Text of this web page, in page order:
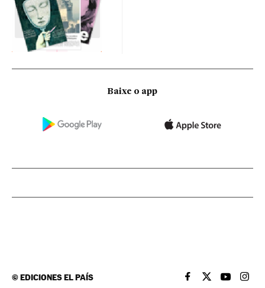
Baixe o app
©EDICIONES EL PAÍS EL PAÍS BRASIL EN
EL PAÍSEL PAÍS
EL